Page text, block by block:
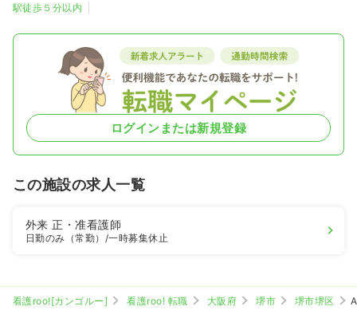
駅徒歩５分以内
ログインまたは新規登録
この施設の求人一覧
外来正・准看護師
日勤のみ（常勤） /一時募集休止
看護roo![カンゴルー] 看護roo! 転職 大阪府 堺市 堺市堺区